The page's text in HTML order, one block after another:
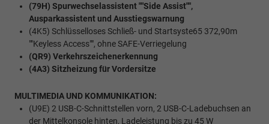
(79H) Spurwechselassistent ""Side Assist"",
Ausparkassistent und Ausstiegswarnung
(4K5) Schlüsselloses Schließ- und Startsyste65 372,90m
""Keyless Access"", ohne SAFE-Verriegelung
(QR9) Verkehrszeichenerkennung
(4A3) Sitzheizung für Vordersitze
MULTIMEDIA UND KOMMUNIKATION:
(U9E) 2 USB-C-Schnittstellen vorn, 2 USB-C-Ladebuchsen an
der Mittelkonsole hinten, Ladeleistung bis zu 45 W